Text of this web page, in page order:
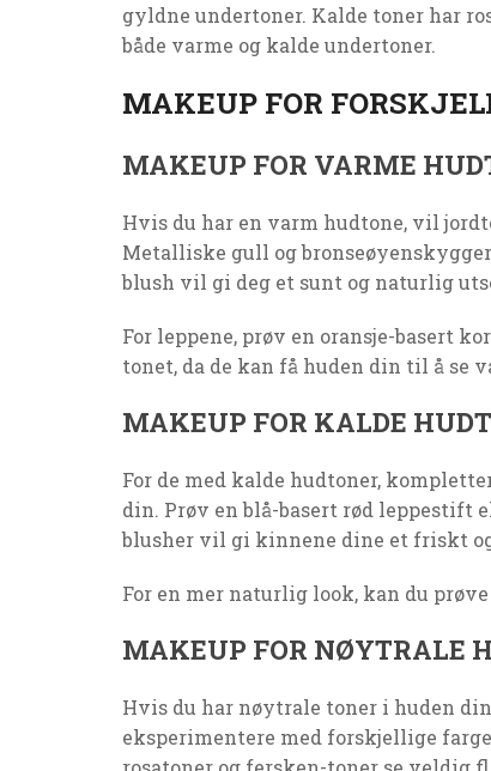
gyldne undertoner. Kalde toner har
både varme og kalde undertoner.
MAKEUP FOR
MAKEUP FOR VARME
Hvis du har en varm hudtone, vil
Metalliske gull og
blush vil gi deg et sunt og naturlig
For leppene, prøv en oransje-basert
tonet, da de kan få huden din til å se
MAKEUP FOR KALDE
For de med kalde hudtoner,
din. Prøv en blå-basert rød leppestift
blusher vil gi kinnene dine et friskt
For en mer naturlig look, kan du
MAKEUP FOR NØYTRALE
Hvis du har nøytrale toner i huden
eksperimentere med forskjellige